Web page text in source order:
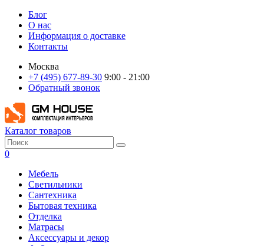
Блог
О нас
Информация о доставке
Контакты
Москва
+7 (495) 677-89-30 9:00 - 21:00
Обратный звонок
Каталог товаров
0
Мебель
Светильники
Сантехника
Бытовая техника
Отделка
Матрасы
Аксессуары и декор